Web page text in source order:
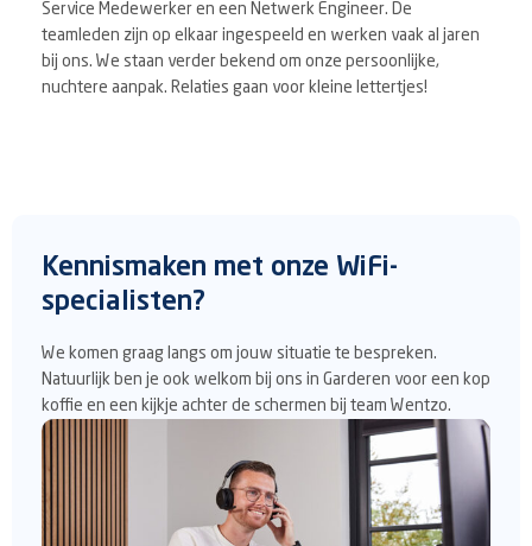
Service Medewerker en een Netwerk Engineer. De
teamleden zijn op elkaar ingespeeld en werken vaak al jaren
bij ons. We staan verder bekend om onze persoonlijke,
nuchtere aanpak. Relaties gaan voor kleine lettertjes!
Kennismaken met onze WiFi-
specialisten?
We komen graag langs om jouw situatie te bespreken.
Natuurlijk ben je ook welkom bij ons in Garderen voor een kop
koffie en een kijkje achter de schermen bij team Wentzo.